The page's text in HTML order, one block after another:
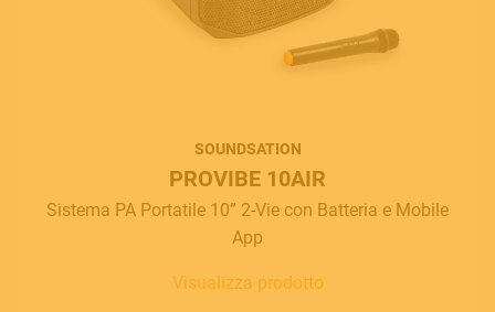
SOUNDSATION
PROVIBE 10AIR
Sistema PA Portatile 10” 2-Vie con Batteria e Mobile
App
Visualizza prodotto